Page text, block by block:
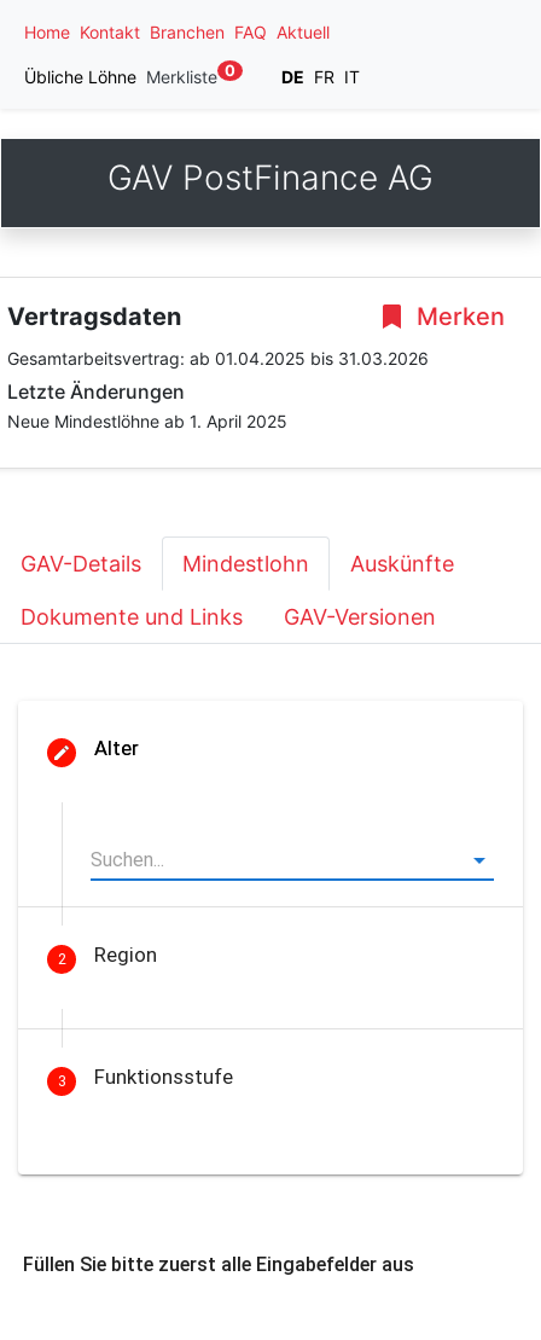
Home Kontakt Branchen FAQ Aktuell
Übliche Löhne Merkliste 0 DE FR IT
GAV PostFinance AG
Merken
Vertragsdaten
Gesamtarbeitsvertrag: ab 01.04.2025 bis 31.03.2026
Letzte Änderungen
Neue Mindestlöhne ab 1. April 2025
GAV-Details Mindestlohn Auskünfte
Dokumente und Links GAV-Versionen
Alter
2 Region
3 Funktionsstufe
Füllen Sie bitte zuerst alle Eingabefelder aus